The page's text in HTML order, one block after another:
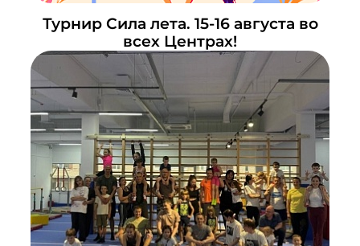
Турнир Сила лета. 15-16 августа во
всех Центрах!